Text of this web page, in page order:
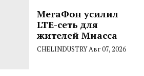
МегаФон усилил
LTE-сеть для
жителей Миасса
CHELINDUSTRY Авг 07, 2026